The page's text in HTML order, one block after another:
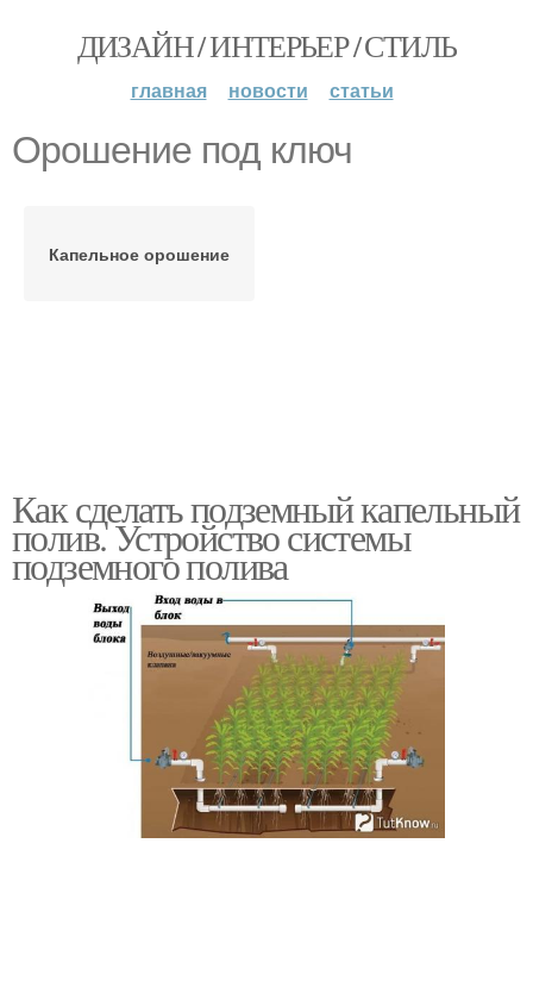
ДИЗАЙН / ИНТЕРЬЕР / СТИЛЬ
главная новости статьи
Орошение под ключ
Капельное орошение
Как сделать подземный капельный
полив. Устройство системы
подземного полива